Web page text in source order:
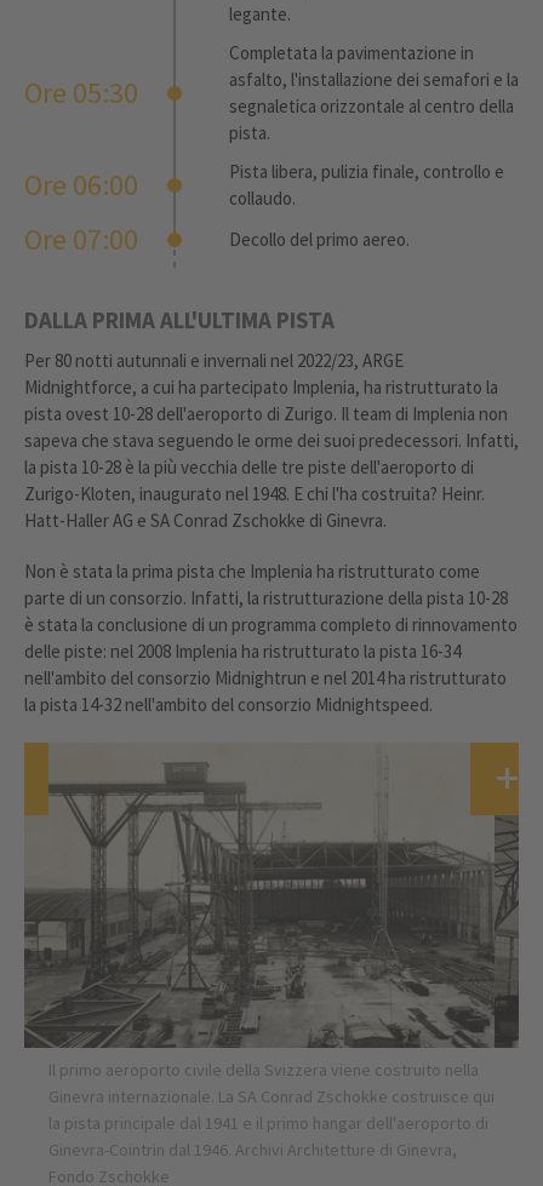
legante.
Ore 05:30
Completata la pavimentazione in
asfalto, l'installazione dei semafori e la
segnaletica orizzontale al centro della
pista.
Ore 06:00
Pista libera, pulizia finale, controllo e
collaudo.
Ore 07:00 Decollo del primo aereo.
DALLA PRIMA ALL'ULTIMA PISTA
Per 80 notti autunnali e invernali nel 2022/23, ARGE
Midnightforce, a cui ha partecipato Implenia, ha ristrutturato la
pista ovest 10-28 dell'aeroporto di Zurigo. Il team di Implenia non
sapeva che stava seguendo le orme dei suoi predecessori. Infatti,
la pista 10-28 è la più vecchia delle tre piste dell'aeroporto di
Zurigo-Kloten, inaugurato nel 1948. E chi l'ha costruita? Heinr.
Hatt-Haller AG e SA Conrad Zschokke di Ginevra.
Non è stata la prima pista che Implenia ha ristrutturato come
parte di un consorzio. Infatti, la ristrutturazione della pista 10-28
è stata la conclusione di un programma completo di rinnovamento
delle piste: nel 2008 Implenia ha ristrutturato la pista 16-34
nell'ambito del consorzio Midnightrun e nel 2014 ha ristrutturato
la pista 14-32 nell'ambito del consorzio Midnightspeed.
Il primo aeroporto civile della Svizzera viene costruito nella
Ginevra internazionale. La SA Conrad Zschokke costruisce qui
la pista principale dal 1941 e il primo hangar dell'aeroporto di
Ginevra-Cointrin dal 1946. Archivi Architetture di Ginevra,
Fondo Zschokke